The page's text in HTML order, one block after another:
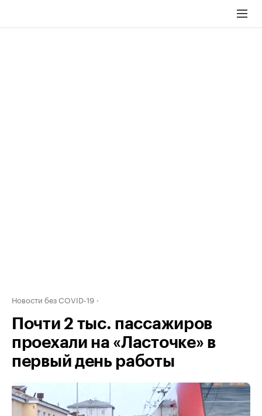
Новости без COVID-19
Почти 2 тыс. пассажиров
проехали на «Ласточке» в
первый день работы